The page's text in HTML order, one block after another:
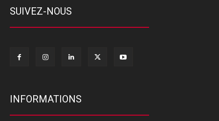
SUIVEZ-NOUS
INFORMATIONS